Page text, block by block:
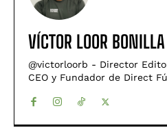
VÍCTOR LOOR BONILLA
@victorloorb - Director
CEO y Fundador de Direct